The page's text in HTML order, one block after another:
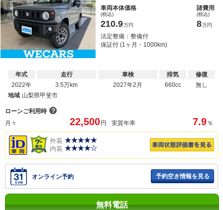
車両本体価格
(税込)
210.9万円
諸費用
(税込)
8万円
法定整備：整備付
保証付 (1ヶ月・1000km)
年式
2022年
走行
3.5万km
車検
2027年2月
排気
660cc
修復
無し
地域 山梨県甲斐市
ローンご利用時 ？
月々
22,500 円 実質年率 7.9 ％
外装
内装
オンライン予約 予約空き情報を見る
無料電話